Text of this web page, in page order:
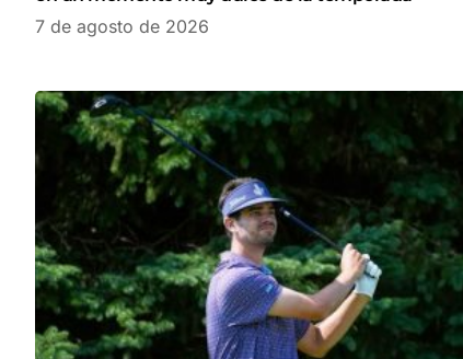
7 de agosto de 2026